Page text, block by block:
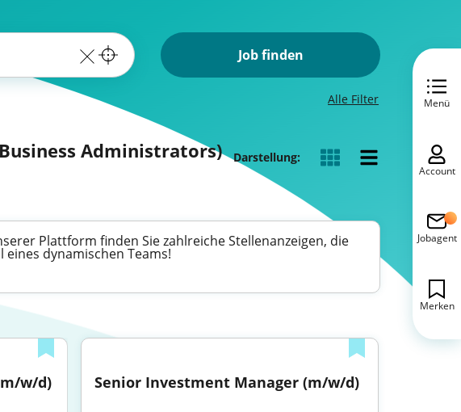
Job finden
Alle Filter
Administrators) Darstellung:
Plattform finden Sie zahlreiche Stellenanzeigen, die
dynamischen Teams!
w/d)
Senior Investment Manager (m/w/d)
Menü
Account
Jobagent
Merken